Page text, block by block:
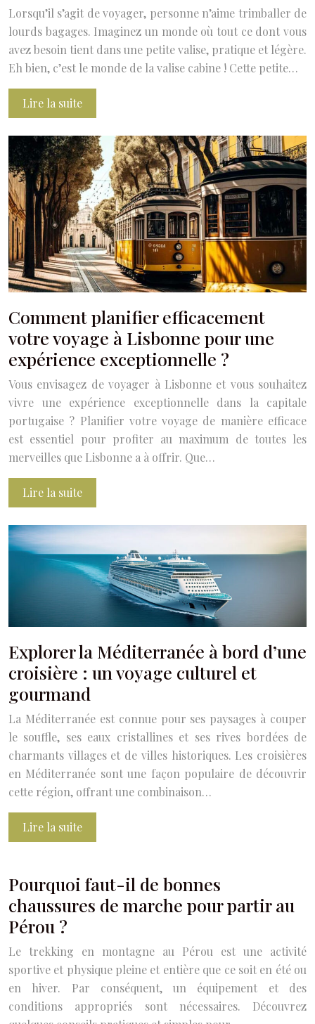
Lorsqu’il s’agit de voyager, personne n’aime trimballer de
lourds bagages. Imaginez un monde où tout ce dont vous
avez besoin tient dans une petite valise, pratique et légère.
Eh bien, c’est le monde de la valise cabine ! Cette petite…
Lire la suite
Comment planifier efficacement
votre voyage à Lisbonne pour une
expérience exceptionnelle ?
Vous envisagez de voyager à Lisbonne et vous souhaitez
vivre une expérience exceptionnelle dans la capitale
portugaise ? Planifier votre voyage de manière efficace
est essentiel pour profiter au maximum de toutes les
merveilles que Lisbonne a à offrir. Que…
Lire la suite
Explorer la Méditerranée à bord d’une
croisière : un voyage culturel et
gourmand
La Méditerranée est connue pour ses paysages à couper
le souffle, ses eaux cristallines et ses rives bordées de
charmants villages et de villes historiques. Les croisières
en Méditerranée sont une façon populaire de découvrir
cette région, offrant une combinaison…
Lire la suite
Pourquoi faut-il de bonnes
chaussures de marche pour partir au
Pérou ?
Le trekking en montagne au Pérou est une activité
sportive et physique pleine et entière que ce soit en été ou
en hiver. Par conséquent, un équipement et des
conditions appropriés sont nécessaires. Découvrez